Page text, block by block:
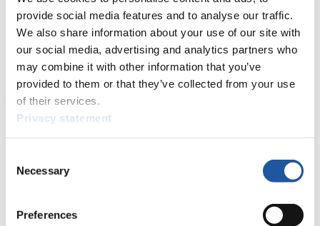
provide social media features and to analyse our traffic.
We also share information about your use of our site with
our social media, advertising and analytics partners who
may combine it with other information that you’ve
provided to them or that they’ve collected from your use
of their services.
Privacy statement
Selection
Necessary
Preferences
haben Zugriff auf Athletenbiographien und Informationen zu
Wettkämpfen. Außerdem können Sie Ihre Medienakkreditierung
beantragen, die Grundregeln des Rennrodelsports einsehen und
allgemeine Neuigkeiten einholen.
>> Weiter
Für Nationale Verbände
Hier können Sie sich über allgemeine Neuigkeiten informieren, das
aktuelle Regelwerk sowie Richtlinien zu Wettkämpfen, Anti-Doping
und Fairplay nachlesen, auf Athletenbiographien zugreifen,
Mitgliedersektion zugreifen.